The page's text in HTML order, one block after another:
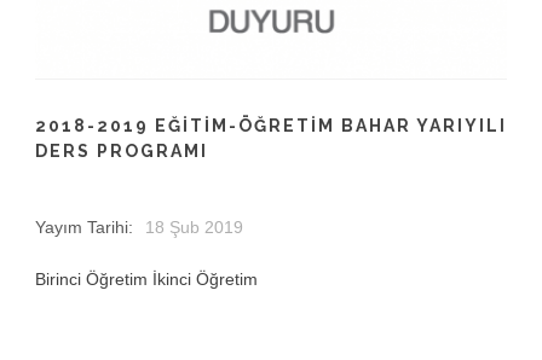
2018-2019 EĞITIM-ÖĞRETIM BAHAR YARIYILI
DERS PROGRAMI
Yayım Tarihi: 18 Şub 2019
Birinci Öğretim İkinci Öğretim